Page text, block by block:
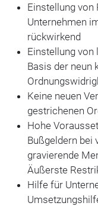
Einstellung
Unternehmen
rückwirkend
Einstellung von
Basis der neun
Keine neuen
gestrichenen
Hohe
Bußgeldern bei
gravierende
Äußerste
Hilfe für